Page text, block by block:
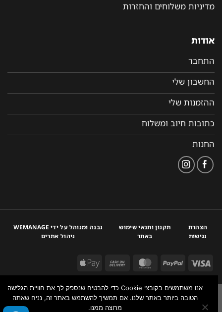
מדיניות משלוחים והחזרות
אודות
התחבר
החשבון שלי
ההזמנות שלי
כתובות חיוב ומשלוח
החנות
הצהרת
נגישות
תקנון ותנאי שימוש
באתר
נבנה ומנוהל על ידי WEMANAGE
ניהול אתרים
אנו משתמשים בקובצי Cookie כדי להבטיח שנספק לך את חוויית הגלישה
הטובה ביותר באתר שלנו. אם תמשיך להשתמש באתר זה, נניח שאתה
מרוצה ממנו.